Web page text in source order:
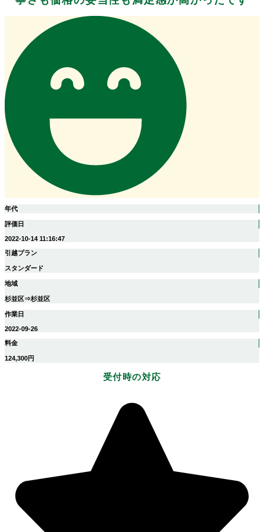
年代
評価日
2022-10-14 11:16:47
引越プラン
スタンダード
地域
杉並区⇒杉並区
作業日
2022-09-26
料金
124,300円
受付時の対応